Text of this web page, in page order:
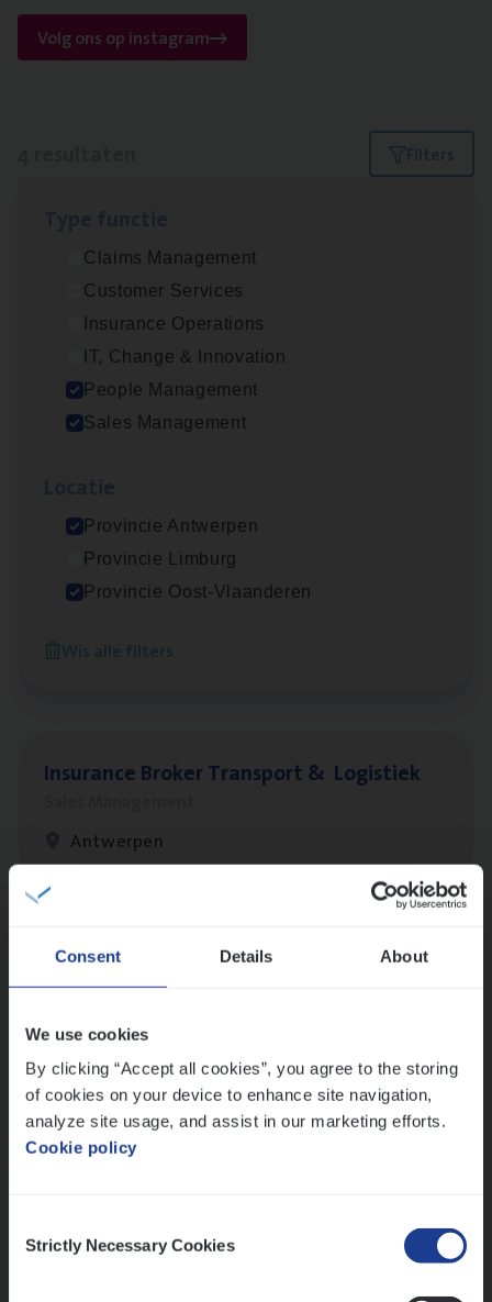
Consent Details About
We use cookies
By clicking “Accept all cookies”, you agree to the storing
of cookies on your device to enhance site navigation,
analyze site usage, and assist in our marketing efforts.
Cookie policy
Selection
Strictly Necessary Cookies
Volg ons op instagram
Filters
Claims Management
Customer Services
Insurance Operations
IT, Change & Innovation
People Management
Sales Management
Provincie Antwerpen
Provincie Limburg
Provincie Oost-Vlaanderen
Wis alle filters
Insu­ran­ce Bro­kerKMO
Antwerpen
Cor­po­ra­te Insu­ran­ce Bro­ker Property
Busi­ness Mana­ger Mari­ne Cargo
Antwerpen
Insu­ran­ce Bro­ker Trans­port& Logistiek
Antwerpen
Lees onze verhalen
Meer dan collega’s: hoe Julie en Aurélie elkaar
Mathias houdt van diepgaande dossiers én droge
humor
Thalia zoekt graag oplossingen, in games én op het
werk
Ons sollicitatieproces